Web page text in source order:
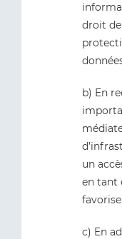
droit
b) En
un
en tant
c) En